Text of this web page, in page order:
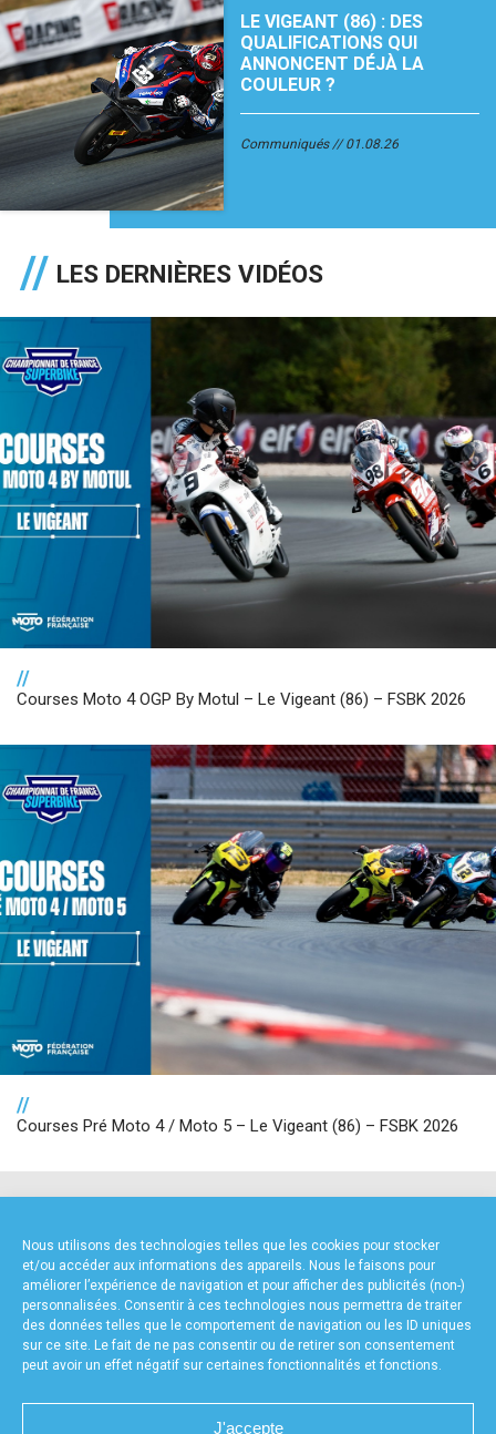
Nous utilisons des technologies telles que les cookies pour stocker
et/ou accéder aux informations des appareils. Nous le faisons pour
améliorer l’expérience de navigation et pour afficher des publicités (non-)
personnalisées. Consentir à ces technologies nous permettra de traiter
des données telles que le comportement de navigation ou les ID uniques
sur ce site. Le fait de ne pas consentir ou de retirer son consentement
peut avoir un effet négatif sur certaines fonctionnalités et fonctions.
J'accepte
LE VIGEANT (86) : DES
QUALIFICATIONS QUI
ANNONCENT DÉJÀ LA
COULEUR ?
Communiqués 01.08.26
LES DERNIÈRES VIDÉOS
//
Courses Moto 4 OGP By Motul – Le Vigeant (86) – FSBK 2026
//
Courses Pré Moto 4 / Moto 5 – Le Vigeant (86) – FSBK 2026